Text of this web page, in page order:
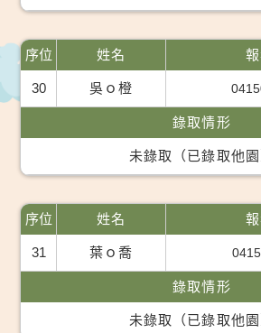
序位
30
姓名
吳ｏ橙
錄取情形
未錄取（已錄取他園
序位
31
姓名
葉ｏ喬
錄取情形
未錄取（已錄取他園